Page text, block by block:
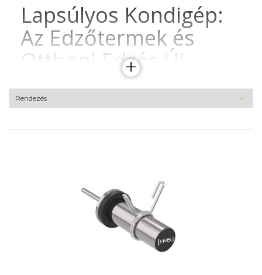
Lapsúlyos Kondigép:
Az Edzőtermek és
Otthoni Edzés Új
Kedvencei
Az elmúlt években egyre népszerűbbé váltak a lapsúlyos
vannak, és hogyan segíthetnek elérni fitneszcéljainkat.
Mi az a Lapsúlyos
Kondigép?
A lapsúlyos kondigépek olyan erőnléti edzőgépek, amelyek
beépített lapsúlyos rendszert használnak a terhelés
+